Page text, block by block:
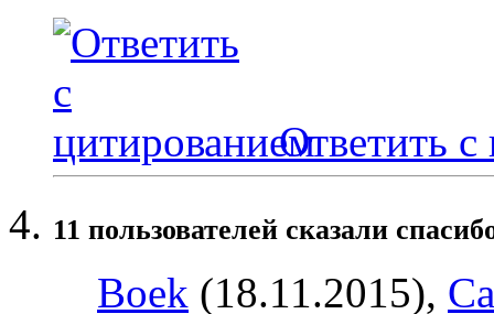
Ответить с
11 пользователей сказали
Boek (18.11.2015),